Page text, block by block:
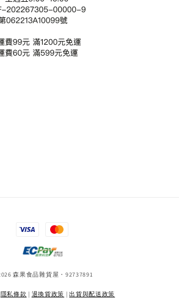
森果食品雜貨屋・92737891
隱私條款 | 退換貨政策 |出貨與配送政策